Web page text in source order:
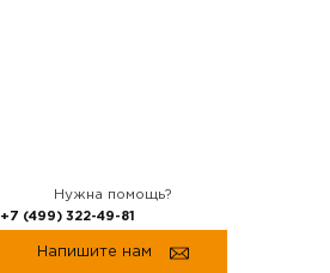
Нужна помощь?
+7 (499) 322-49-81
Напишите нам